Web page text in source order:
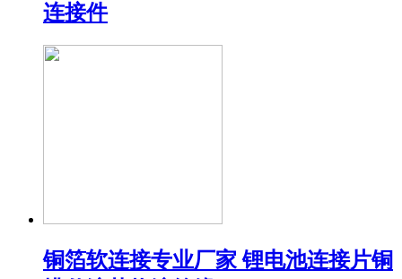
连接件
铜箔软连接专业厂家 锂电池连接片铜